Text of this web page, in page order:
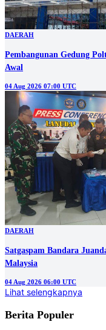
DAERAH
Pembangunan Gedung
Awal
04 Aug 2026 07:00 UTC
DAERAH
Satgaspam Bandara
Malaysia
04 Aug 2026 06:00 UTC
Lihat selengkapnya
Berita Populer